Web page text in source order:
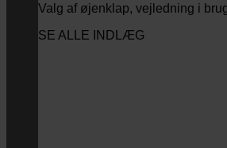
Valg af øjenklap, vejledning i
SE ALLE INDLÆG